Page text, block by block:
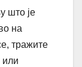
што је
на
тражите
или